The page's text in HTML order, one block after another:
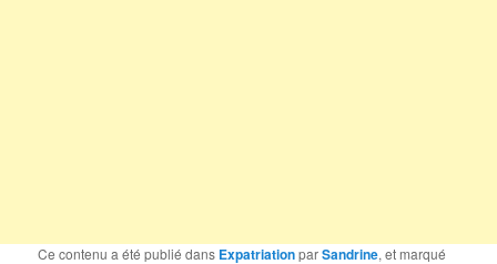
Ce contenu a été publié dans ExpatriationparSandrine, et marqué